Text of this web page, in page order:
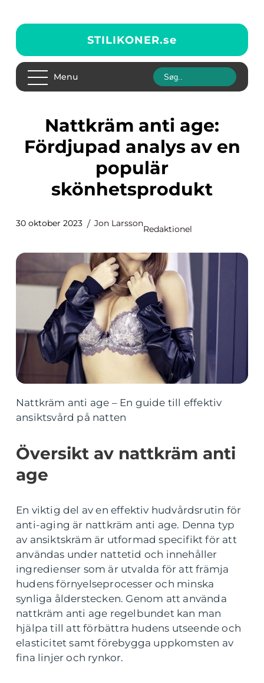
STILIKONER.se
Menu
Nattkräm anti age:
Fördjupad analys av en
populär
skönhetsprodukt
30 oktober 2023 Jon Larsson
Redaktionel
Nattkräm anti age – En guide till effektiv
ansiktsvård på natten
Översikt av nattkräm anti
age
En viktig del av en effektiv hudvårdsrutin för
anti-aging är nattkräm anti age. Denna typ
av ansiktskräm är utformad specifikt för att
användas under nattetid och innehåller
ingredienser som är utvalda för att främja
hudens förnyelseprocesser och minska
synliga ålderstecken. Genom att använda
nattkräm anti age regelbundet kan man
hjälpa till att förbättra hudens utseende och
elasticitet samt förebygga uppkomsten av
fina linjer och rynkor.